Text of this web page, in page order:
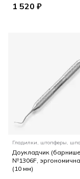
1 520 ₽
Гладилки, штопферы,
Доукладчик
№1306F,
(10 мм)